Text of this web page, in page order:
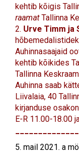
kehtib kõigis
raamat Tallinna
2. Urve Timm ja
Auhinnasaajaid
kehtib kõikides
Tallinna
Auhinna saab
Liivalaia, 40
kirjanduse
E-R 11.00-18.00
5. mail 2021. a